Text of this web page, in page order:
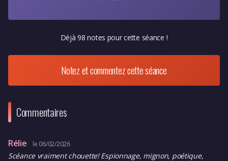
Déjà 98 notes pour cette séance !
Notez et commentez cette séance
Commentaires
Rélie le 06/02/2026
Scéance vraiment chouette! Espionnage, mignon, poétique,